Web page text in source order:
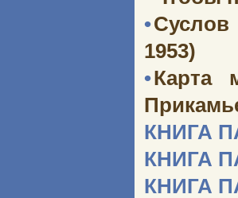
•
1953)
•Карта
КНИГА
КНИГА
КНИГА